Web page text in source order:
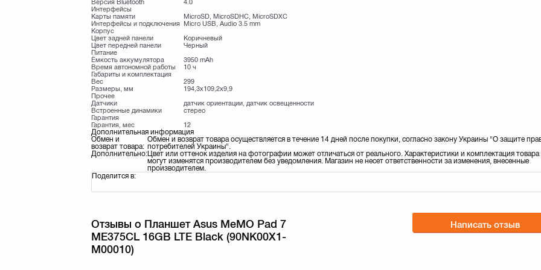
Версия Bluetooth
4.0
Интерфейсы
Карты памяти
MicroSD, MicroSDHC, MicroSDXC
Интерфейсы и подключения
Micro USB, Audio 3.5 mm
Корпус
Цвет задней панели
Коричневый
Цвет передней панели
Черный
Питание
Ёмкость аккумулятора
3950 mAh
Время автономной работы
10 ч
Габариты и комплектация
Вес
299
Размеры, мм
194,3х109,2х9,9
Прочее
Датчики
датчик ориентации, датчик освещенности
Встроенные динамики
стерео
Гарантия
Гарантия, мес
12
Дополнительная информация
Обмен и
возврат товара:
Обмен и возврат товара осуществляется в течение 14 дней после покупки, согласно закону Украины "О защите
потребителей Украины".
Дополнительно:Цвет или оттенок изделия на фотографии может отличаться от реального. Характеристики и комплектация товара
могут изменятся производителем без уведомления. Магазин не несет ответственности за изменения, внесенные
производителем.
Поделится в:
Отзывы о Планшет Asus MeMO Pad 7
ME375CL 16GB LTE Black (90NK00X1-
M00010)
Написать отзыв